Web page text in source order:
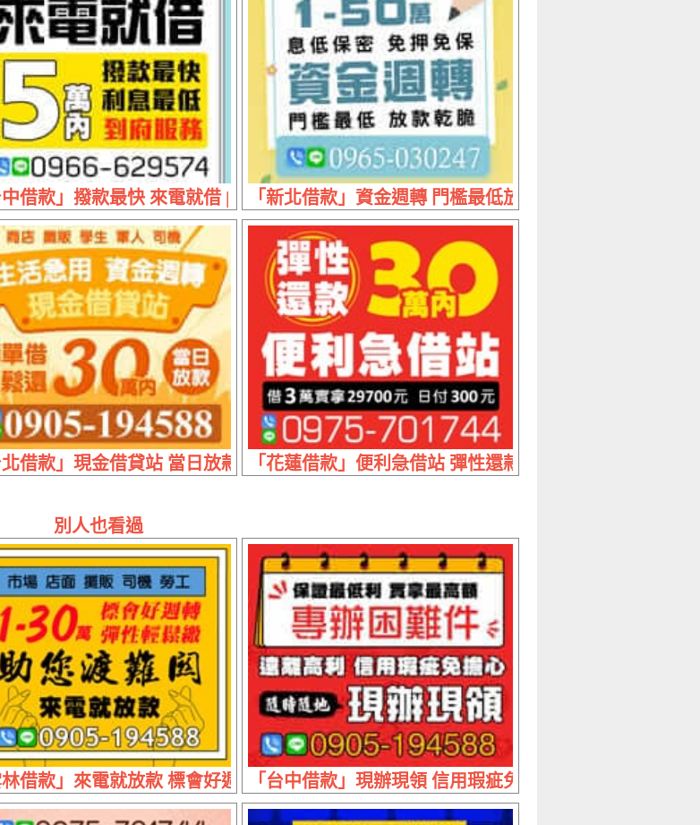
內 生活急用資金週轉
中借款」撥款最快 來電就借 | 5萬內 利息最低到府服務「新北借款」資金週轉 門檻最低放款乾脆 | 1~50萬 息低
50萬內 實拿最高條件好談
北借款」現金借貸站 當日放款 | 30萬內 生活急用資金週轉「花蓮借款」便利急借站 彈性還款 | 30萬內 借3萬實拿
別人也看過
元起首借頭期免息
林借款」來電就放款 標會好週轉 | 1~30萬 彈性輕鬆繳「台中借款」現辦現領 信用瑕疵免擔心 | 保證最低利 實